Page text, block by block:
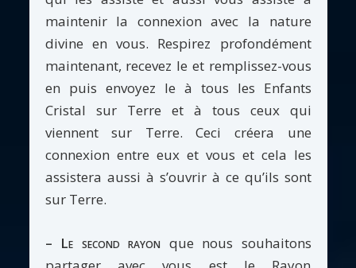
maintenir la connexion avec la nature
divine en vous. Respirez profondément
maintenant, recevez le et remplissez-vous
en puis envoyez le à tous les Enfants
Cristal sur Terre et à tous ceux qui
viennent sur Terre. Ceci créera une
connexion entre eux et vous et cela les
assistera aussi à s’ouvrir à ce qu’ils sont
sur Terre.
– Le second rayon que nous souhaitons